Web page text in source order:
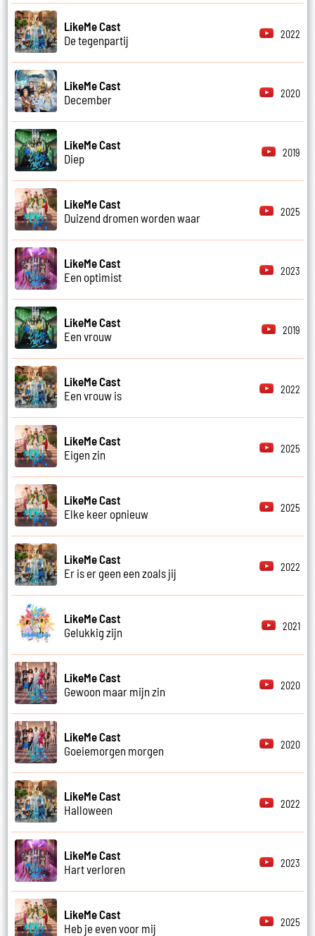
LikeMe Cast
De tegenpartij
2022
LikeMe Cast
December
2020
LikeMe Cast
Diep
2019
LikeMe Cast
Duizend dromen worden waar
2025
LikeMe Cast
Een optimist
2023
LikeMe Cast
Een vrouw
2019
LikeMe Cast
Een vrouw is
2022
LikeMe Cast
Eigen zin
2025
LikeMe Cast
Elke keer opnieuw
2025
LikeMe Cast
Er is er geen een zoals jij
2022
LikeMe Cast
Gelukkig zijn
2021
LikeMe Cast
Gewoon maar mijn zin
2020
LikeMe Cast
Goeiemorgen morgen
2020
LikeMe Cast
Halloween
2022
LikeMe Cast
Hart verloren
2023
LikeMe Cast
Heb je even voor mij
2025